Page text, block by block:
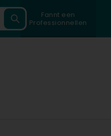
Fannt een
Professionnellen